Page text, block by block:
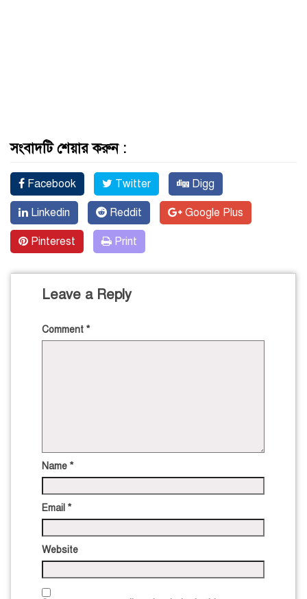
সংবাদটি শেয়ার করুন :
Facebook Twitter Digg
Linkedin Reddit Google Plus
Pinterest Print
Leave a Reply
Comment *
Name *
Email *
Website